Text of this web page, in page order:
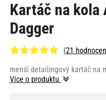
Kartáč na kola
Dagger
(21
menší detailingový kartáč na
Více o produktu